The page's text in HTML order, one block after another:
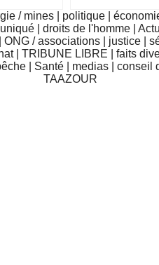
/ mines politique
|droits de l'homme |
ONG / associations justice
TRIBUNE LIBRE
faits
Santé medias |conseil
TAAZOUR